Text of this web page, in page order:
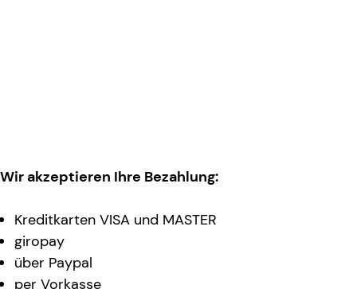
Wir akzeptieren Ihre Bezahlung:
Kreditkarten VISA und MASTER
giropay
über Paypal
per Vorkasse